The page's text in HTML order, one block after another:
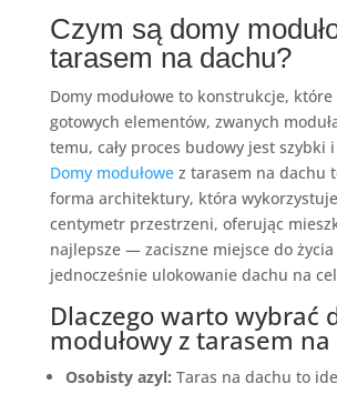
Czym są domy
tarasem na dachu?
Domy modułowe to konstrukcje,
gotowych elementów, zwanych
temu, cały proces budowy jest szybki
Domy modułowez tarasem na dachu
forma architektury, która
centymetr przestrzeni, oferując
najlepsze — zaciszne miejsce do
jednocześnie ulokowanie dachu na
Dlaczego warto wybrać
modułowy z tarasem
Osobisty azyl: Taras na dachu to